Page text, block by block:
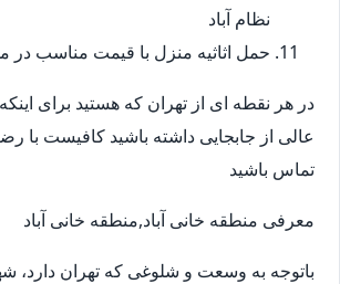
نظام آباد
حمل اثاثیه منزل با قیمت مناسب در
در هر نقطه ای از تهران که هستید برای
عالی از جابجایی داشته باشید کافیست با
تماس باشید
معرفی منطقه خانی آباد,منطقه خانی آباد
باتوجه به وسعت و شلوغی که تهران دارد،